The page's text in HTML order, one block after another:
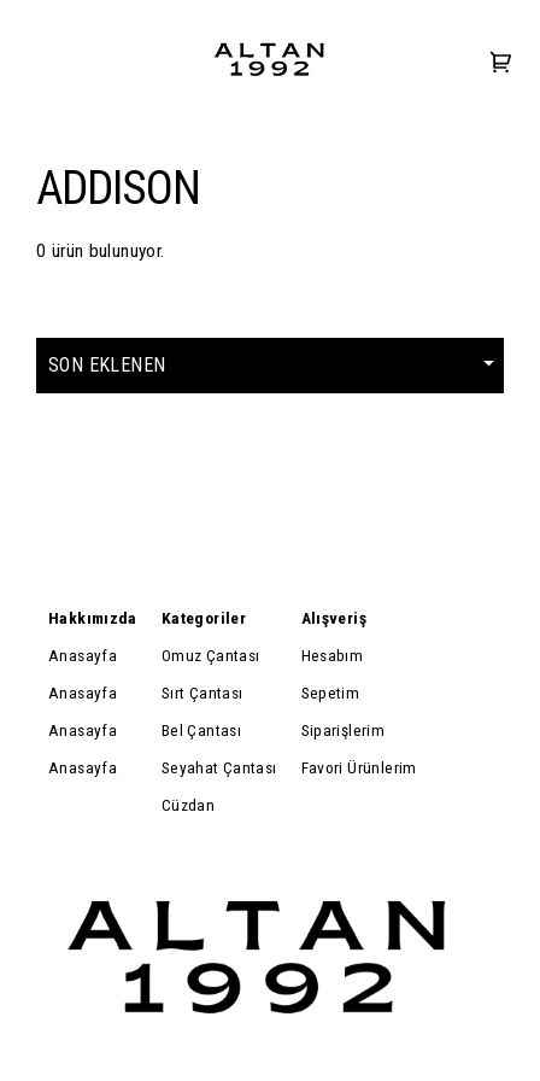
ADDISON
0 ürün bulunuyor.
Hakkımızda
Anasayfa
Anasayfa
Anasayfa
Anasayfa
Kategoriler
Omuz Çantası
Sırt Çantası
Bel Çantası
Seyahat Çantası
Cüzdan
Alışveriş
Hesabım
Sepetim
Siparişlerim
Favori Ürünlerim